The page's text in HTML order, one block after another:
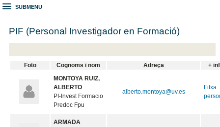
SUBMENU
PIF (Personal Investigador en Formació)
Foto Cognoms i nom Adreça
+
MONTOYA RUIZ,
ALBERTO
PI-Invest Formacio
Predoc Fpu
alberto.montoya@uv.es
Fitxa
ARMADA